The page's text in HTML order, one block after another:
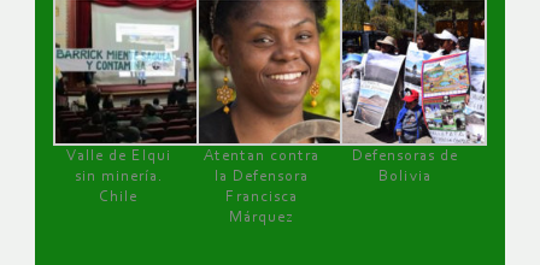
Valle de Elqui
sin minería.
Chile
Atentan contra
la Defensora
Francisca
Márquez
Defensoras de
Bolivia